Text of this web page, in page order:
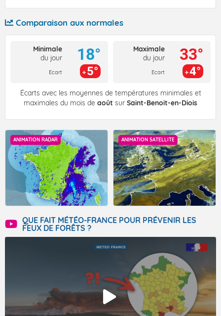
Comparaison aux normales
Minimale
du jour
Ecart
18°
5°
Maximale
du jour
Ecart
33°
4°
Écarts avec les moyennes de températures minimales et
maximales du mois de août sur Saint-Benoit-en-Diois
ANIMATION RADAR ANIMATION SATELLITE
QUE FAIT MÉTÉO-FRANCE POUR PRÉVENIR LES
FEUX DE FORÊTS ?